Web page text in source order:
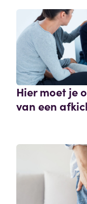
Hier moet je
van een